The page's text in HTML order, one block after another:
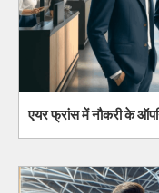
एयर फ्रांस में नौकरी के